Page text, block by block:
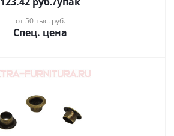
от 50 тыс. руб.
Спец. цена